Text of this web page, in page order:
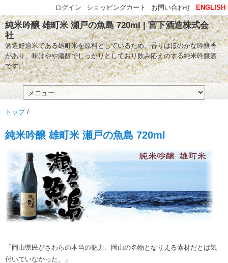
純米吟醸 雄町米 瀬戸の魚島 720ml | 宮下酒造株式会
社
酒造好適米である雄町米を原料としているため、香りはほのかな吟醸香
があり、味はやや濃醇でしっかりとしており飲み応えのする純米吟醸酒
です。
トップ/
純米吟醸 雄町米 瀬戸の魚島 720ml
「岡山県民がさわらの本当の魅力、岡山の名物となりえる素材だとは気
付いていなかった。」
ENGLISH
お問い合わせ
ショッピングカート
ログイン